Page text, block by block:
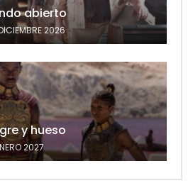
abierto
2026
y hueso
2027